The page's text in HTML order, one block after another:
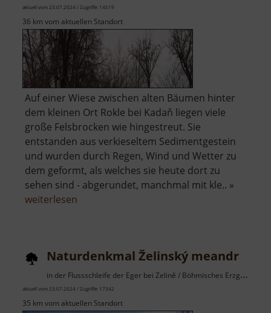
aktuell vom 23.07.2024 / Zugriffe: 14519
36 km vom aktuellen Standort
Auf einer Wiese zwischen alten Bäumen hinter
dem kleinen Ort Rokle bei Kadaň liegen viele
große Felsbrocken wie hingestreut. Sie
entstanden aus verkieseltem Sedimentgestein
und wurden durch Regen, Wind und Wetter zu
dem geformt, als welches sie heute dort zu
sehen sind - abgerundet, manchmal mit kle.. »
weiterlesen
Naturdenkmal Želinský meandr
in der Flussschleife der Eger bei Zelině / Böhmisches Erzgebirge
aktuell vom 23.07.2024 / Zugriffe: 17342
35 km vom aktuellen Standort